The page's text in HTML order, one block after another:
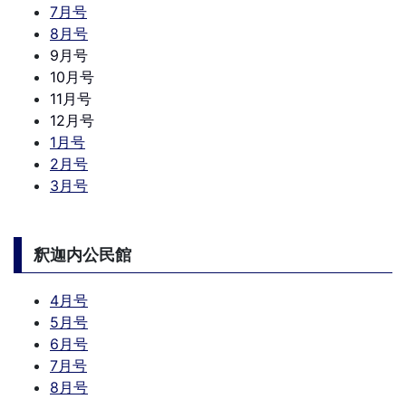
7月号
8月号
9月号
10月号
11月号
12月号
1月号
2月号
3月号
釈迦内公民館
4月号
5月号
6月号
7月号
8月号